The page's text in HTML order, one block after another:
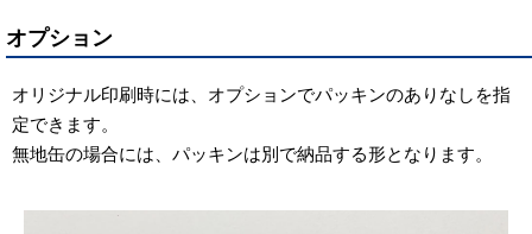
オプション
オリジナル印刷時には、オプションでパッキンのありなしを指
定できます。
無地缶の場合には、パッキンは別で納品する形となります。